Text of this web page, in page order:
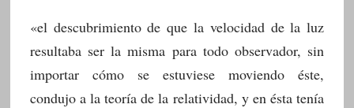
«el descubrimiento de que la velocidad de la luz
resultaba ser la misma para todo observador, sin
importar cómo se estuviese moviendo éste,
condujo a la teoría de la relatividad, y en ésta tenía